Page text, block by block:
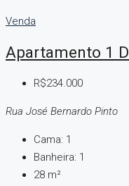
Venda
Apartamento 1
R$234.000
Rua José Bernardo Pinto
Cama: 1
Banheira: 1
28 m²